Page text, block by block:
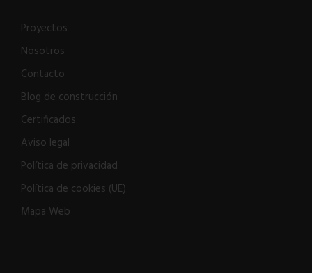
Proyectos
Nosotros
Contacto
Blog de construcción
Certificados
Aviso legal
Política de privacidad
Política de cookies (UE)
Mapa Web